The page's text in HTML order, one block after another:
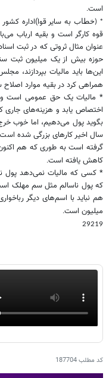
است
* (خطاببه سایر قوا)اداره
قوه کارگر است و بقیه ارباب
عنوان مثال ثروتی که در ثبت
حوزه بیش از یک میلیون ثبت
این‌ها باید مالیات بپردازند،
همراهی کرد در بقیه موارد اصلاح
* مالیات یک حق عمومی است و
اختصاص یابد و هزینه‌های
بگوید پول می‌دهیم، اما خوب
سال اخیر کارهای بزرگی شده
کاهش یافته است
* کسی که مالیات نمی‌دهد پول
که پول ناسالم مثل سم مهلک
میلیون است
29219
کد مطلب187704